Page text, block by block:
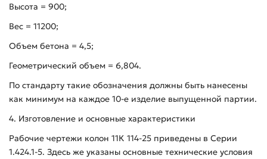
Высота = 900;
Вес = 11200;
Объем бетона = 4,5;
Геометрический объем = 6,804.
По стандарту такие обозначения должны быть нанесены
как минимум на каждое 10-е изделие выпущенной партии.
4. Изготовление и основные характеристики
Рабочие чертежи колон 11К 114-25 приведены в Серии
1.424.1-5. Здесь же указаны основные технические условия